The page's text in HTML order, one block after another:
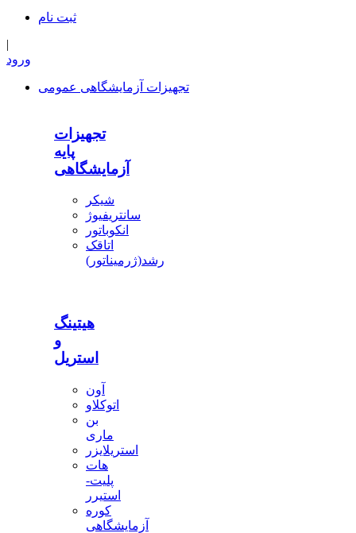
ثبت‌ نام
|
ورود
تجهیزات آزمایشگاهی عمومی
تجهیزات
پایه
آزمایشگاهی
شیکر
سانتریفیوژ
انکوباتور
اتاقک
رشد(ژرمیناتور)
هیتینگ
و
استریل
آون
اتوکلاو
بن
ماری
استریلایزر
هات
پلیت-
استیرر
کوره
آزمایشگاهی